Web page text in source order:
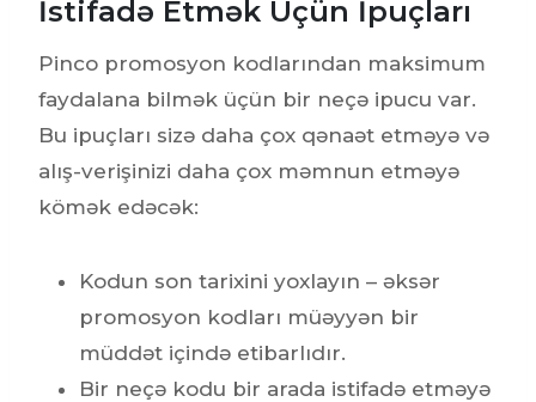
İstifadə Etmək Üçün İpuçları
Pinco promosyon kodlarından maksimum
faydalana bilmək üçün bir neçə ipucu var.
Bu ipuçları sizə daha çox qənaət etməyə və
alış-verişinizi daha çox məmnun etməyə
kömək edəcək:
Kodun son tarixini yoxlayın – əksər
promosyon kodları müəyyən bir
müddət içində etibarlıdır.
Bir neçə kodu bir arada istifadə etməyə